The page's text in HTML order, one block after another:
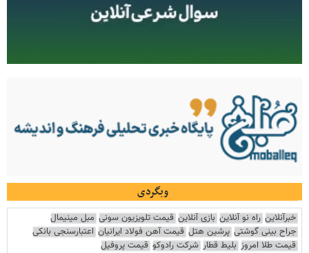
وبگردی
خبرآنلاین راه نو آنلاین بازی آنلاین قیمت تلویزیون سونی مبل مینیمال
جراح بینی گوشتی پرشین هتل قیمت آهن فولاد ایرانیان اعتبارسنجی بانکی
قیمت طلا امروز بلیط قطار شرکت رادوکو قیمت پروفیل